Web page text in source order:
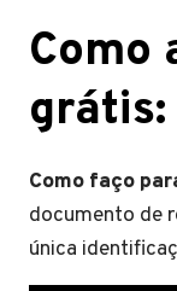
Como
grátis:
Como faço
documento de
única